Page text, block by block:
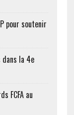
pour soutenir
la 4e
FCFA au